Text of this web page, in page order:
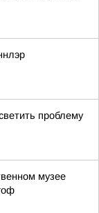
проблему
музее